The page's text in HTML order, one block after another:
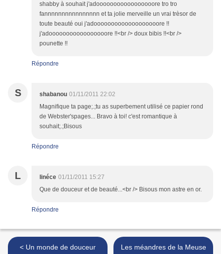
shabby à souhait j'adooooooooooooooooore tro tro
fannnnnnnnnnnnnnnn et ta jolie merveille un vrai trèsor de
toute beauté oui j'adooooooooooooooooooore !!
j'adooooooooooooooooore !!<br /> doux bibis !!<br />
pounette !!
Répondre
S shabanou 01/11/2011 22:02
Magnifique ta page;.;tu as superbement utilisé ce papier rond
de Webster'spages... Bravo à toi! c'est romantique à
souhait;.;Bisous
Répondre
L linéce 01/11/2011 15:27
Que de douceur et de beauté...<br /> Bisous mon astre en or.
Répondre
< Un monde de douceur
Les méandres de la Meuse